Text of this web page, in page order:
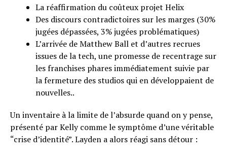
La réaffirmation du coûteux projet Helix
Des discours contradictoires sur les marges (30%
jugées dépassées, 3% jugées problématiques)
L’arrivée de Matthew Ball et d’autres recrues
issues de la tech, une promesse de recentrage sur
les franchises phares immédiatement suivie par
la fermeture des studios qui en développaient de
nouvelles..
Un inventaire à la limite de l’absurde quand on y pense,
présenté par Kelly comme le symptôme d’une véritable
“crise d’identité”. Layden a alors réagi sans détour :